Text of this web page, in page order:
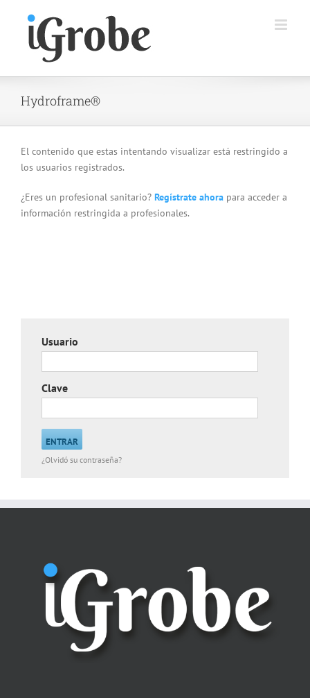
contenido
Hydroframe®
El contenido que estas intentando visualizar está restringido a
los usuarios registrados.
¿Eres un profesional sanitario? Regístrate ahora para acceder a
información restringida a profesionales.
Usuario
Clave
¿Olvidó su contraseña?